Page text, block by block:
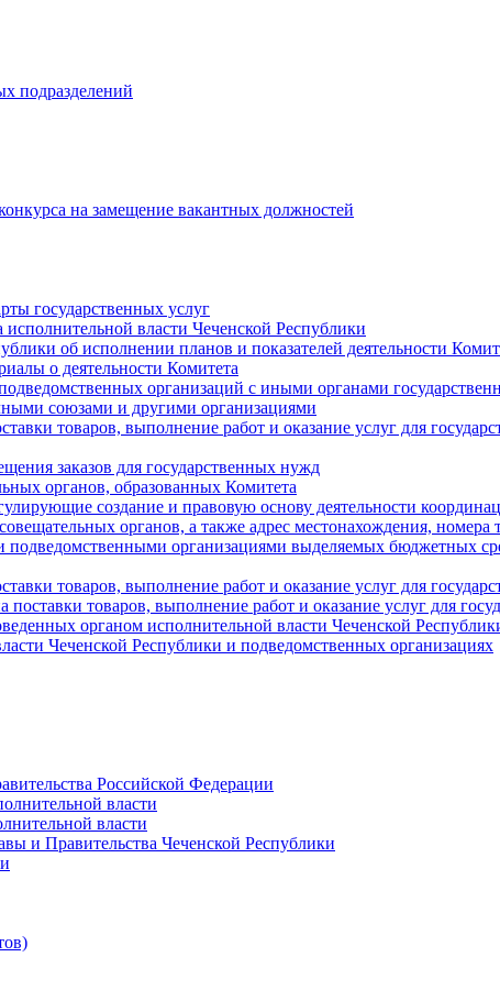
подразделений
на замещение вакантных должностей
государственных услуг
власти Чеченской Республики
об исполнении планов и показателей деятельности
о деятельности Комитета
организаций с иными органами
союзами и другими организациями
товаров, выполнение работ и оказание услуг для
заказов для государственных нужд
органов, образованных Комитета
создание и правовую основу деятельности
органов, а также адрес местонахождения, номера
подведомственными организациями выделяемых бюджетных
товаров, выполнение работ и оказание услуг для
поставки товаров, выполнение работ и оказание услуг для
органом исполнительной власти Чеченской
Чеченской Республики и подведомственных организациях
Российской Федерации
власти
власти
и Правительства Чеченской Республики